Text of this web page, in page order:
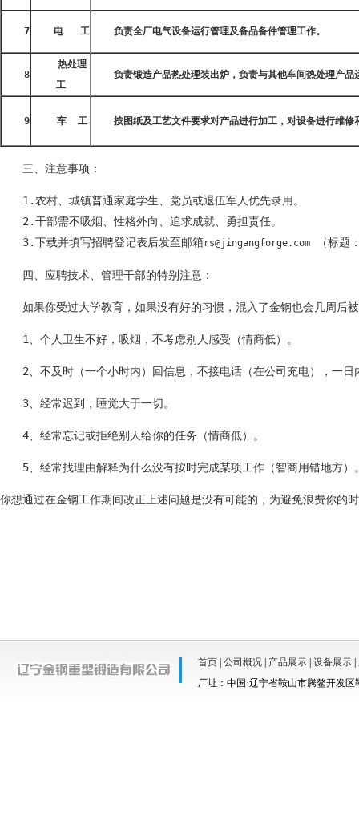
7 电 工 负责全厂电气设备运行管理及备品备件管理工作。
8
热处理
工
负责锻造产品热处理装出炉，负责与其他车间热处理产品
9 车 工 按图纸及工艺文件要求对产品进行加工，对设备进行维修
三、注意事项：
1.农村、城镇普通家庭学生、党员或退伍军人优先录用。
2.干部需不吸烟、性格外向、追求成就、勇担责任。
3.下载并填写招聘登记表后发至邮箱rs@jingangforge.com （标题
四、应聘技术、管理干部的特别注意：
如果你受过大学教育，如果没有好的习惯，混入了金钢也会几周后
1、个人卫生不好，吸烟，不考虑别人感受（情商低）。
2、不及时（一个小时内）回信息，不接电话（在公司充电），一日
3、经常迟到，睡觉大于一切。
4、经常忘记或拒绝别人给你的任务（情商低）。
5、经常找理由解释为什么没有按时完成某项工作（智商用错地方）
你想通过在金钢工作期间改正上述问题是没有可能的，为避免浪费你的
首页 公司概况 产品展示 设备展示
厂址：中国·辽宁省鞍山市腾鳌开发区